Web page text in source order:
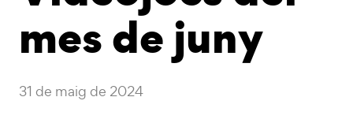
mes de juny
31 de maig de 2024